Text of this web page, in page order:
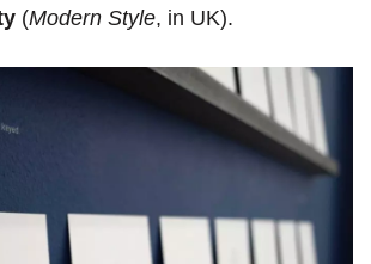
(Modern Style, in UK).